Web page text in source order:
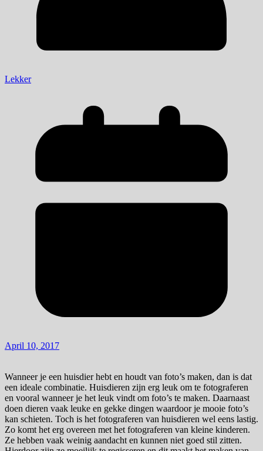
Lekker
April 10, 2017
Wanneer je een huisdier hebt en houdt van foto’s maken, dan is dat
een ideale combinatie. Huisdieren zijn erg leuk om te fotograferen
en vooral wanneer je het leuk vindt om foto’s te maken. Daarnaast
doen dieren vaak leuke en gekke dingen waardoor je mooie foto’s
kan schieten. Toch is het fotograferen van huisdieren wel eens lastig.
Zo komt het erg overeen met het fotograferen van kleine kinderen.
Ze hebben vaak weinig aandacht en kunnen niet goed stil zitten.